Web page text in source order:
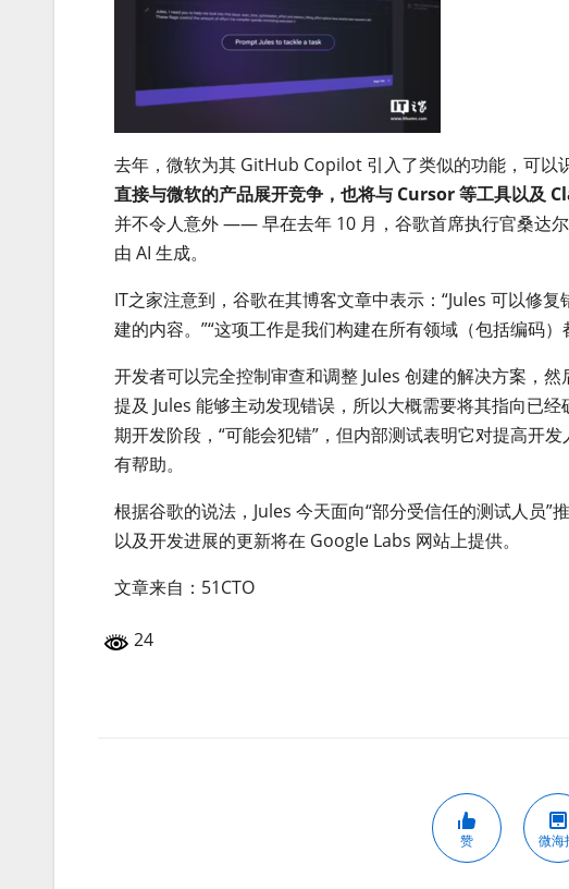
去年，微软为其 GitHub Copilot 引入了类似的功能，可以
直接与微软的产品展开竞争，也将与 Cursor 等工具以及
并不令人意外 —— 早在去年 10 月，谷歌首席执行官桑达
由 AI 生成。
IT之家注意到，谷歌在其博客文章中表示：“Jules 可以修
建的内容。”“这项工作是我们构建在所有领域（包括编码
开发者可以完全控制审查和调整 Jules 创建的解决方案，
提及 Jules 能够主动发现错误，所以大概需要将其指向已
期开发阶段，“可能会犯错”，但内部测试表明它对提高开
有帮助。
根据谷歌的说法，Jules 今天面向“部分受信任的测试人员
以及开发进展的更新将在 Google Labs 网站上提供。
文章来自：51CTO
24
赞 微海